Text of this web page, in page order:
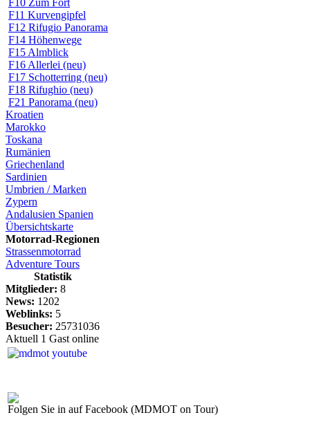
F10 Zum Fort
F11 Kurvengipfel
F12 Rifugio Panorama
F14 Höhenwege
F15 Almblick
F16 Allerlei (neu)
F17 Schotterring (neu)
F18 Rifughio (neu)
F21 Panorama (neu)
Kroatien
Marokko
Toskana
Rumänien
Griechenland
Sardinien
Umbrien / Marken
Zypern
Andalusien Spanien
Übersichtskarte
Motorrad-Regionen
Strassenmotorrad
Adventure Tours
Statistik
Mitglieder: 8
News: 1202
Weblinks: 5
Besucher: 25731036
Aktuell 1 Gast online
Folgen Sie in auf Facebook (MDMOT on Tour)